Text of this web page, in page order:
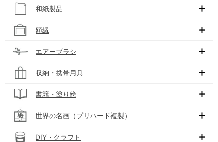
和紙製品
額縁
エアーブラシ
収納・携帯用具
書籍・塗り絵
世界の名画（プリハード複製）
DIY・クラフト